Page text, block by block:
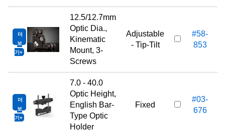
더
보
기
12.5/12.7mm
Optic Dia.,
Kinematic
Mount, 3-
Screws
Adjustable
- Tip-Tilt
#58-
853
더
보
기
7.0 - 40.0
Optic Height,
English Bar-
Type Optic
Holder
Fixed
#03-
676